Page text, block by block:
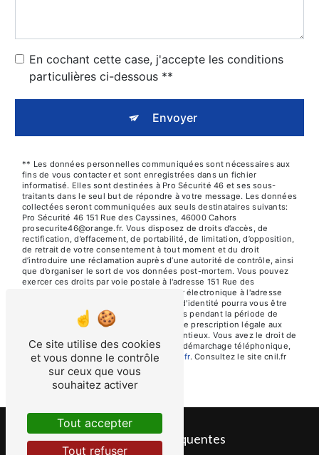
En cochant cette case, j'accepte les conditions
particulières ci-dessous **
Envoyer
** Les données personnelles communiquées sont nécessaires aux
fins de vous contacter et sont enregistrées dans un fichier
informatisé. Elles sont destinées à Pro Sécurité 46 et ses sous-
traitants dans le seul but de répondre à votre message. Les données
collectées seront communiquées aux seuls destinataires suivants:
Pro Sécurité 46 151 Rue des Cayssines, 46000 Cahors
prosecurite46@orange.fr. Vous disposez de droits d’accès, de
rectification, d’effacement, de portabilité, de limitation, d’opposition,
de retrait de votre consentement à tout moment et du droit
d’introduire une réclamation auprès d’une autorité de contrôle, ainsi
que d’organiser le sort de vos données post-mortem. Vous pouvez
exercer ces droits par voie postale à l'adresse 151 Rue des
Cayssines, 46000 Cahors ou par courrier électronique à l'adresse
prosecurite46@orange.fr. Un justificatif d'identité pourra vous être
demandé. Nous conservons vos données pendant la période de
prise de contact puis pendant la durée de prescription légale aux
fins probatoires et de gestion des contentieux. Vous avez le droit de
vous inscrire sur la liste d'opposition au démarchage téléphonique,
disponible à cette adresse:Bloctel.gouv.fr. Consultez le site cnil.fr
pour plus d’informations sur vos droits.
Recherches fréquentes
Ce site utilise des cookies
et vous donne le contrôle
sur ceux que vous
souhaitez activer
Tout accepter
Tout refuser